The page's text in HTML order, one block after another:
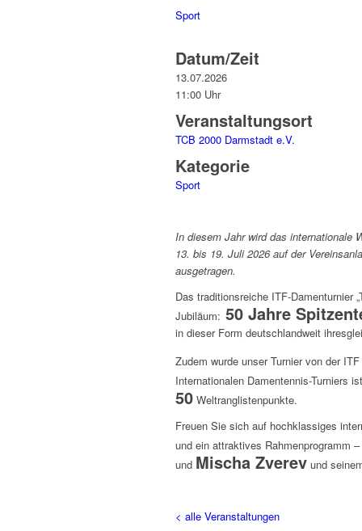
Sport
Datum/Zeit
13.07.2026
11:00 Uhr
Veranstaltungsort
TCB 2000 Darmstadt e.V.
Kategorie
Sport
In diesem Jahr wird das internationale
13. bis 19. Juli 2026 auf der
ausgetragen.
Das traditionsreiche ITF-Damenturnier
Jubiläum: 50 Jahre
in dieser Form deutschlandweit
Zudem wurde unser Turnier von der ITF
Internationalen Damentennis-Turniers
50 Weltranglistenpunkte.
Freuen Sie sich auf hochklassiges
und ein attraktives Rahmenprogramm
und Mischa Zverev und
< alle Veranstaltungen